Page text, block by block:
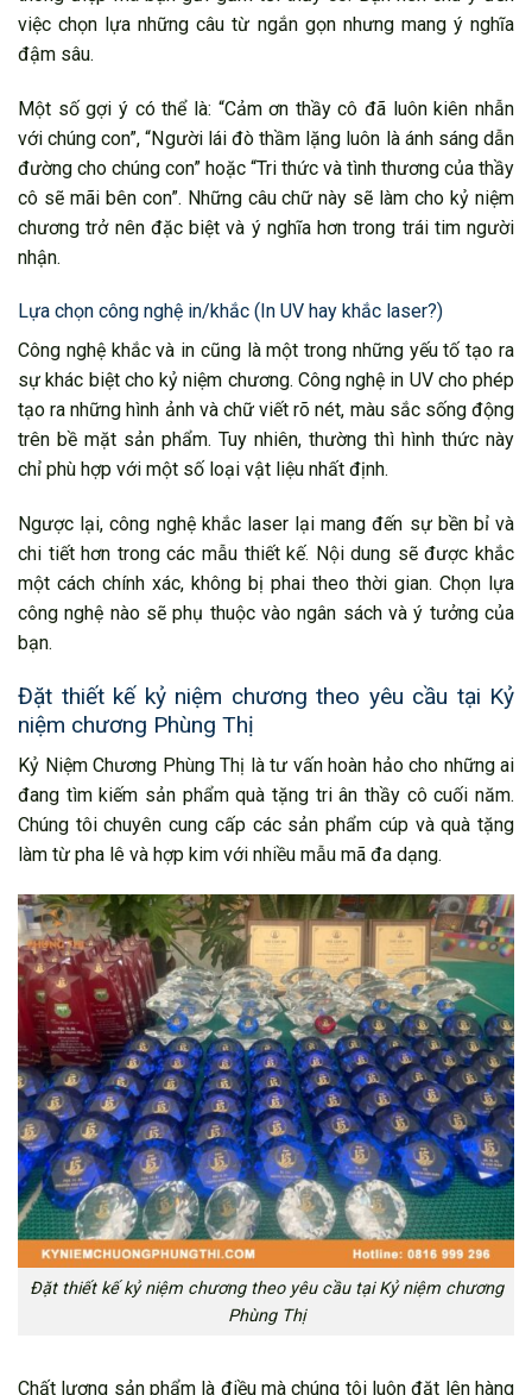
việc chọn lựa những câu từ ngắn gọn nhưng mang ý nghĩa
đậm sâu.
Một số gợi ý có thể là: “Cảm ơn thầy cô đã luôn kiên nhẫn
với chúng con”, “Người lái đò thầm lặng luôn là ánh sáng dẫn
đường cho chúng con” hoặc “Tri thức và tình thương của thầy
cô sẽ mãi bên con”. Những câu chữ này sẽ làm cho kỷ niệm
chương trở nên đặc biệt và ý nghĩa hơn trong trái tim người
nhận.
Lựa chọn công nghệ in/khắc (In UV hay khắc laser?)
Công nghệ khắc và in cũng là một trong những yếu tố tạo ra
sự khác biệt cho kỷ niệm chương. Công nghệ in UV cho phép
tạo ra những hình ảnh và chữ viết rõ nét, màu sắc sống động
trên bề mặt sản phẩm. Tuy nhiên, thường thì hình thức này
chỉ phù hợp với một số loại vật liệu nhất định.
Ngược lại, công nghệ khắc laser lại mang đến sự bền bỉ và
chi tiết hơn trong các mẫu thiết kế. Nội dung sẽ được khắc
một cách chính xác, không bị phai theo thời gian. Chọn lựa
công nghệ nào sẽ phụ thuộc vào ngân sách và ý tưởng của
bạn.
Đặt thiết kế kỷ niệm chương theo yêu cầu tại Kỷ
niệm chương Phùng Thị
Kỷ Niệm Chương Phùng Thị là tư vấn hoàn hảo cho những ai
đang tìm kiếm sản phẩm quà tặng tri ân thầy cô cuối năm.
Chúng tôi chuyên cung cấp các sản phẩm cúp và quà tặng
làm từ pha lê và hợp kim với nhiều mẫu mã đa dạng.
Đặt thiết kế kỷ niệm chương theo yêu cầu tại Kỷ niệm chương
Phùng Thị
Chất lượng sản phẩm là điều mà chúng tôi luôn đặt lên hàng